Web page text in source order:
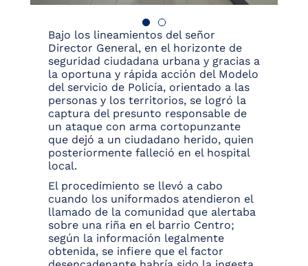
Bajo los lineamientos del señor
Director General, en el horizonte de
seguridad ciudadana urbana y gracias a
la oportuna y rápida acción del Modelo
del servicio de Policía, orientado a las
personas y los territorios, se logró la
captura del presunto responsable de
un ataque con arma cortopunzante
que dejó a un ciudadano herido, quien
posteriormente falleció en el hospital
local.
El procedimiento se llevó a cabo
cuando los uniformados atendieron el
llamado de la comunidad que alertaba
sobre una riña en el barrio Centro;
según la información legalmente
obtenida, se infiere que el factor